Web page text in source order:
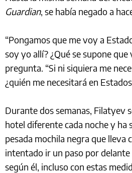
Guardian, se había negado a
“Pongamos que me voy a
soy yo allí? ¿Qué se supone que
pregunta. “Si ni siquiera me
¿quién me necesitará en
Durante dos semanas, Filatyev
hotel diferente cada noche y ha
pesada mochila negra que lleva
intentado ir un paso por delante
según él, incluso con estas